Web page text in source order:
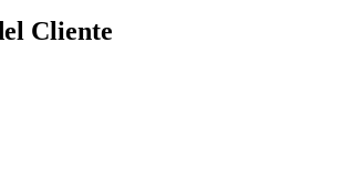
Cliente